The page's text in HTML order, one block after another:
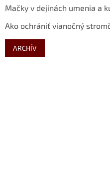
Mačky v dejinách umenia a
Ako ochrániť vianočný
ARCHÍV